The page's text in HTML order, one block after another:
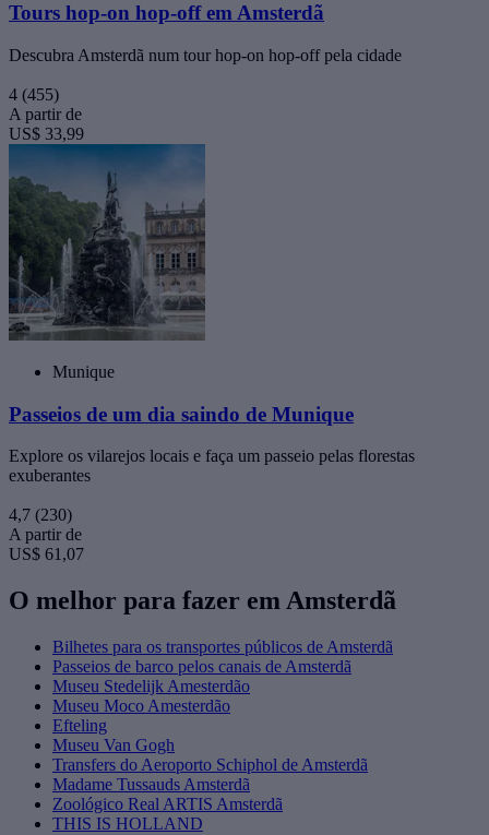
Tours hop-on hop-off em Amsterdã
Descubra Amsterdã num tour hop-on hop-off pela cidade
4 (455)
A partir de
US$ 33,99
Munique
Passeios de um dia saindo de Munique
Explore os vilarejos locais e faça um passeio pelas florestas
exuberantes
4,7 (230)
A partir de
US$ 61,07
O melhor para fazer em Amsterdã
Bilhetes para os transportes públicos de Amsterdã
Passeios de barco pelos canais de Amsterdã
Museu Stedelijk Amesterdão
Museu Moco Amesterdão
Efteling
Museu Van Gogh
Transfers do Aeroporto Schiphol de Amsterdã
Madame Tussauds Amsterdã
Zoológico Real ARTIS Amsterdã
THIS IS HOLLAND